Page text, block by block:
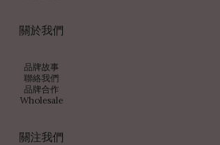
關於我們
品牌故事
聯絡我們
品牌合作
Wholesale
關注我們